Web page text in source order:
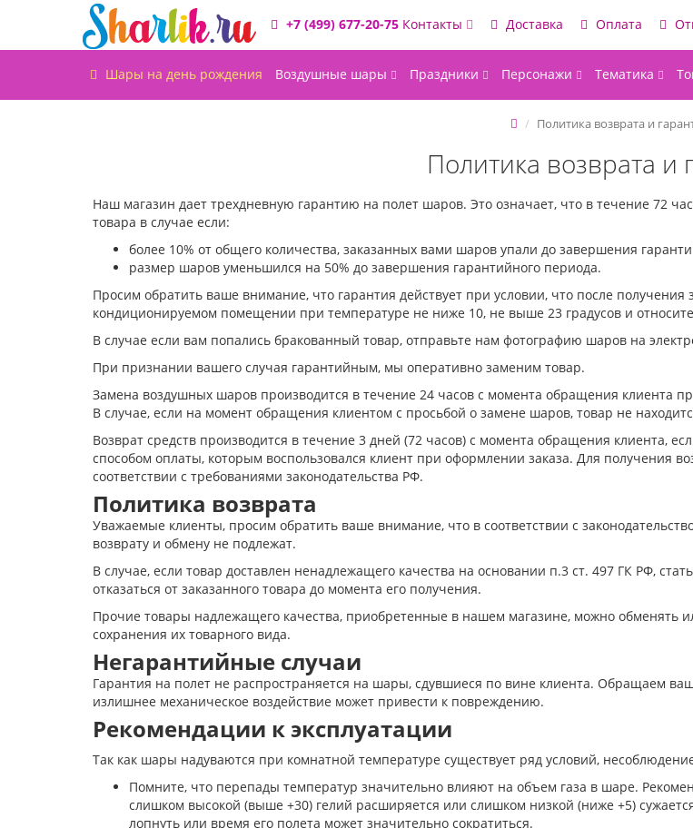
+7 (499) 677-20-75 Контакты Доставка Оплата
Шары на день рождения Воздушные шары Праздники Персонажи Тематика
Политика возврата и
Политика возврата и
Наш магазин дает трехдневную гарантию на полет шаров. Это означает, что в течение 72
товара в случае если:
более 10% от общего количества, заказанных вами шаров упали до завершения
размер шаров уменьшился на 50% до завершения гарантийного периода.
Просим обратить ваше внимание, что гарантия действует при условии, что после
кондиционируемом помещении при температуре не ниже 10, не выше 23 градусов и
В случае если вам попались бракованный товар, отправьте нам фотографию шаров на
При признании вашего случая гарантийным, мы оперативно заменим товар.
Замена воздушных шаров производится в течение 24 часов с момента обращения клиента
В случае, если на момент обращения клиентом с просьбой о замене шаров, товар не
Возврат средств производится в течение 3 дней (72 часов) с момента обращения клиента,
способом оплаты, которым воспользовался клиент при оформлении заказа. Для получения
соответствии с требованиями законодательства РФ.
Политика возврата
Уважаемые клиенты, просим обратить ваше внимание, что в соответствии с
возврату и обмену не подлежат.
В случае, если товар доставлен ненадлежащего качества на основании п.3 ст. 497 ГК РФ,
отказаться от заказанного товара до момента его получения.
Прочие товары надлежащего качества, приобретенные в нашем магазине, можно обменять
сохранения их товарного вида.
Негарантийные случаи
Гарантия на полет не распространяется на шары, сдувшиеся по вине клиента. Обращаем
излишнее механическое воздействие может привести к повреждению.
Рекомендации к эксплуатации
Так как шары надуваются при комнатной температуре существует ряд условий,
Помните, что перепады температур значительно влияют на объем газа в шаре.
слишком высокой (выше +30) гелий расширяется или слишком низкой (ниже +5)
лопнуть или время его полета может значительно сократиться.